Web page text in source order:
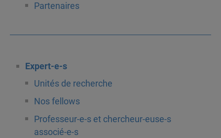
Partenaires
Expert-e-s
Unités de recherche
Nos fellows
Professeur-e-s et chercheur-euse-s
associé-e-s